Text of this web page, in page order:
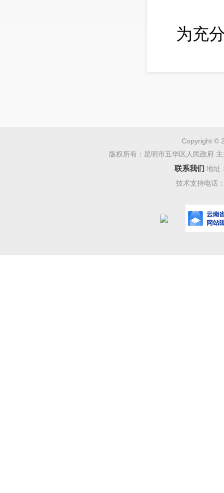
为充
方案的
神，结
第一
指由区
Copyright ©
版权所有：昆明市五华区人民政府
联系我们 地址
技术支持电话